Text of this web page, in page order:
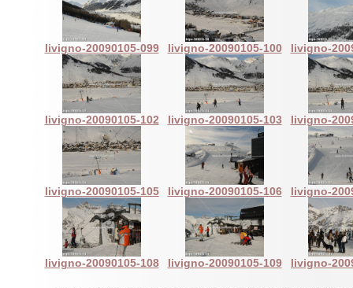
livigno-20090105-099 livigno-20090105-100 livigno-
livigno-20090105-102 livigno-20090105-103 livigno-
livigno-20090105-105 livigno-20090105-106 livigno-
livigno-20090105-108 livigno-20090105-109 livigno-